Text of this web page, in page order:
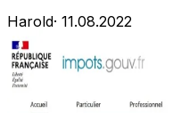
Harold· 11.08.2022